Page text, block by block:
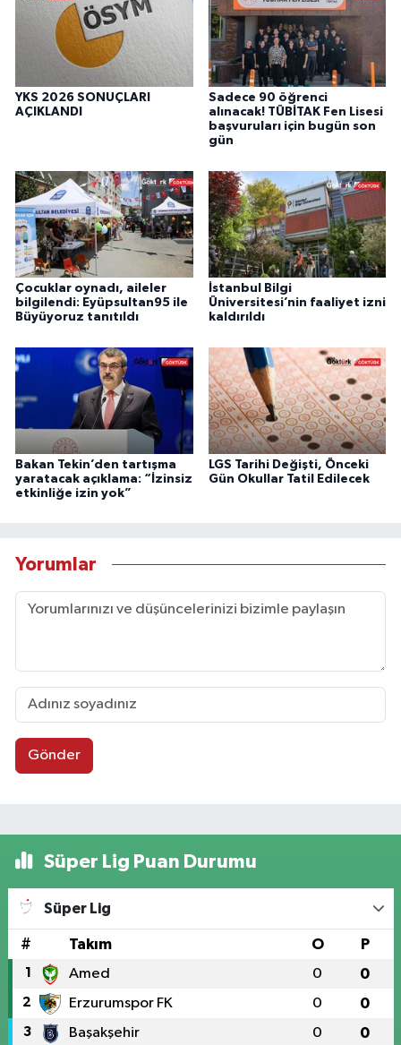
YKS 2026 SONUÇLARI
AÇIKLANDI
Sadece 90 öğrenci
alınacak! TÜBİTAK Fen Lisesi
başvuruları için bugün son
gün
Çocuklar oynadı, aileler
bilgilendi: Eyüpsultan95 ile
Büyüyoruz tanıtıldı
İstanbul Bilgi
Üniversitesi’nin faaliyet izni
kaldırıldı
Bakan Tekin’den tartışma
yaratacak açıklama: “İzinsiz
etkinliğe izin yok”
LGS Tarihi Değişti, Önceki
Gün Okullar Tatil Edilecek
Yorumlar
Gönder
Süper Lig Puan Durumu
Süper Lig
# Takım O P
1 Amed 0 0
2 Erzurumspor FK 0 0
3 Başakşehir 0 0